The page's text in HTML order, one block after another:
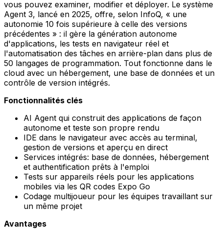
vous pouvez examiner, modifier et déployer. Le système
Agent 3, lancé en 2025, offre, selon InfoQ, « une
autonomie 10 fois supérieure à celle des versions
précédentes » : il gère la génération autonome
d'applications, les tests en navigateur réel et
l'automatisation des tâches en arrière-plan dans plus de
50 langages de programmation. Tout fonctionne dans le
cloud avec un hébergement, une base de données et un
contrôle de version intégrés.
Fonctionnalités clés
AI Agent qui construit des applications de façon
autonome et teste son propre rendu
IDE dans le navigateur avec accès au terminal,
gestion de versions et aperçu en direct
Services intégrés: base de données, hébergement
et authentification prêts à l'emploi
Tests sur appareils réels pour les applications
mobiles via les QR codes Expo Go
Codage multijoueur pour les équipes travaillant sur
un même projet
Avantages